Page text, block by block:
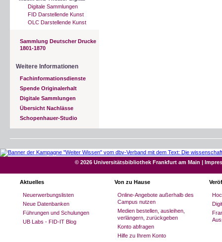
Digitale Sammlungen
FID Darstellende Kunst
OLC Darstellende Kunst
Sammlung Deutscher Drucke
1801-1870
Weitere Informationen
Fachinformationsdienste
Spende Originalerhalt
Digitale Sammlungen
Übersicht Nachlässe
Schopenhauer-Studio
© 2026 Universitätsbibliothek Frankfurt am Main |
Aktuelles
Neuerwerbungslisten
Neue Datenbanken
Führungen und Schulungen
UB Labs - FID-IT Blog
Von zu Hause
Online-Angebote außerhalb des
Campus nutzen
Medien bestellen, ausleihen,
verlängern, zurückgeben
Konto abfragen
Hilfe zu Ihrem Konto